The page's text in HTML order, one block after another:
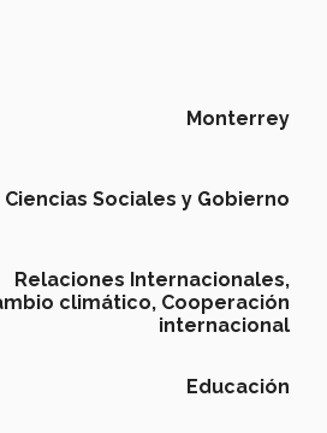
Monterrey
Ciencias Sociales y Gobierno
Relaciones Internacionales,
climático, Cooperación
internacional
Educación